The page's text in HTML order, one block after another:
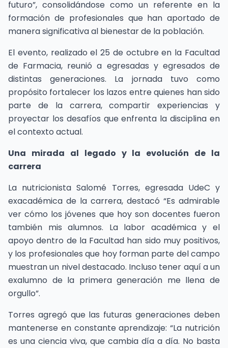
futuro”, consolidándose como un referente en la
formación de profesionales que han aportado de
manera significativa al bienestar de la población.
El evento, realizado el 25 de octubre en la Facultad
de Farmacia, reunió a egresadas y egresados de
distintas generaciones. La jornada tuvo como
propósito fortalecer los lazos entre quienes han sido
parte de la carrera, compartir experiencias y
proyectar los desafíos que enfrenta la disciplina en
el contexto actual.
Una mirada al legado y la evolución de la
carrera
La nutricionista Salomé Torres, egresada UdeC y
exacadémica de la carrera, destacó “Es admirable
ver cómo los jóvenes que hoy son docentes fueron
también mis alumnos. La labor académica y el
apoyo dentro de la Facultad han sido muy positivos,
y los profesionales que hoy forman parte del campo
muestran un nivel destacado. Incluso tener aquí a un
exalumno de la primera generación me llena de
orgullo”.
Torres agregó que las futuras generaciones deben
mantenerse en constante aprendizaje: “La nutrición
es una ciencia viva, que cambia día a día. No basta